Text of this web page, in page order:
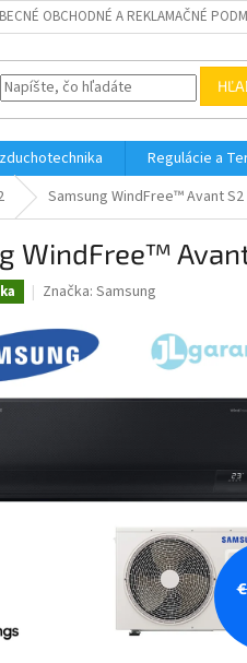
OBCHODNÉ A REKLAMAČNÉ
Regulácie a
Samsung WindFree™ Avant
WindFree™
Značka: Samsung